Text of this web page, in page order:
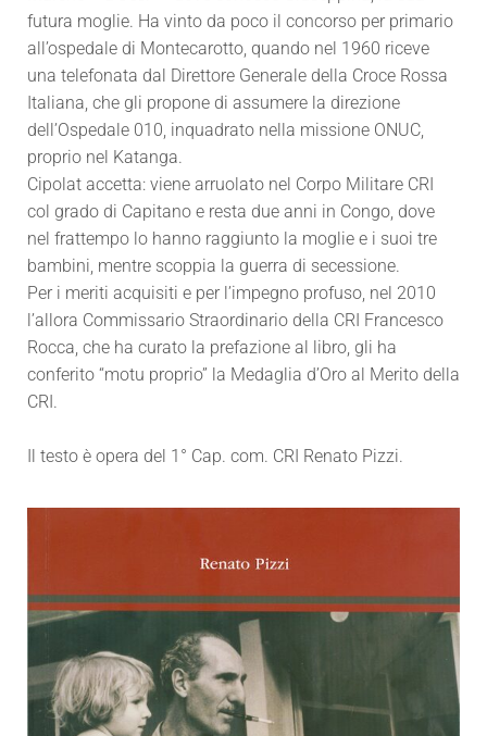
futura moglie. Ha vinto da poco il concorso per primario
all’ospedale di Montecarotto, quando nel 1960 riceve
una telefonata dal Direttore Generale della Croce Rossa
Italiana, che gli propone di assumere la direzione
dell’Ospedale 010, inquadrato nella missione ONUC,
proprio nel Katanga.
Cipolat accetta: viene arruolato nel Corpo Militare CRI
col grado di Capitano e resta due anni in Congo, dove
nel frattempo lo hanno raggiunto la moglie e i suoi tre
bambini, mentre scoppia la guerra di secessione.
Per i meriti acquisiti e per l’impegno profuso, nel 2010
l’allora Commissario Straordinario della CRI Francesco
Rocca, che ha curato la prefazione al libro, gli ha
conferito “motu proprio” la Medaglia d’Oro al Merito della
CRI.
Il testo è opera del 1° Cap. com. CRI Renato Pizzi.